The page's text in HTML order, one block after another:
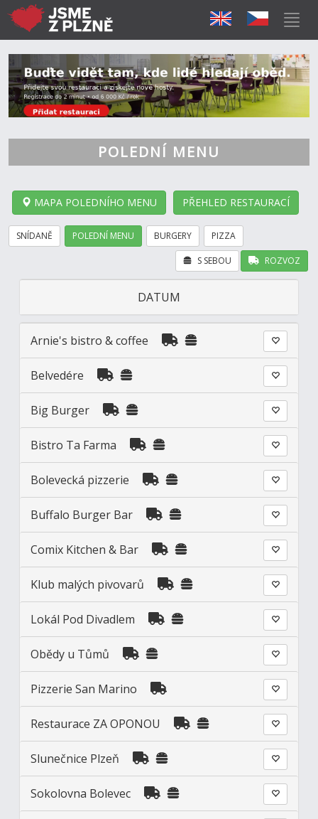
POLEDNÍ MENU
MAPA POLEDNÍHO MENU PŘEHLED RESTAURACÍ
SNÍDANĚ POLEDNÍ MENU BURGERY PIZZA
ROZVOZ
S SEBOU
DATUM
Arnie's bistro & coffee
Belvedére
Big Burger
Bistro Ta Farma
Bolevecká pizzerie
Buffalo Burger Bar
Comix Kitchen & Bar
Klub malých pivovarů
Lokál Pod Divadlem
Obědy u Tůmů
Pizzerie San Marino
Restaurace ZA OPONOU
Slunečnice Plzeň
Sokolovna Bolevec